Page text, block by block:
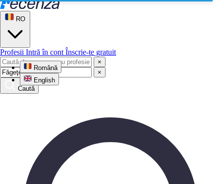
RO
Română
English
Profesii Intră în cont Înscrie-te gratuit
×
×
Caută